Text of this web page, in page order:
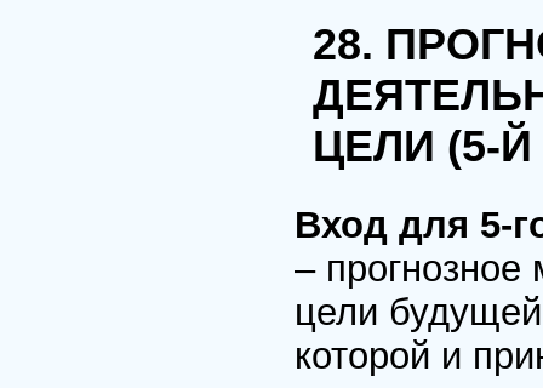
28.
ЦЕЛИ (5-
Вход для 5-
–
цели
которой и